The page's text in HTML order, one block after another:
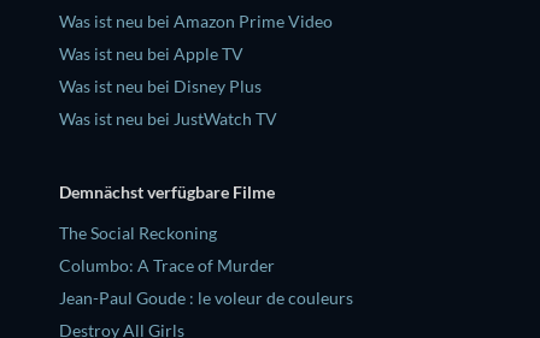
Was ist neu bei Amazon Prime Video
Was ist neu bei Apple TV
Was ist neu bei Disney Plus
Was ist neu bei JustWatch TV
Demnächst verfügbare Filme
The Social Reckoning
Columbo: A Trace of Murder
Jean-Paul Goude : le voleur de couleurs
Destroy All Girls